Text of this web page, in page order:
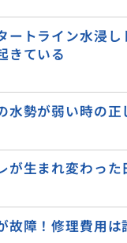
ートライン水浸し
きている
水勢が弱い時の正
が生まれ変わった
故障！修理費用は